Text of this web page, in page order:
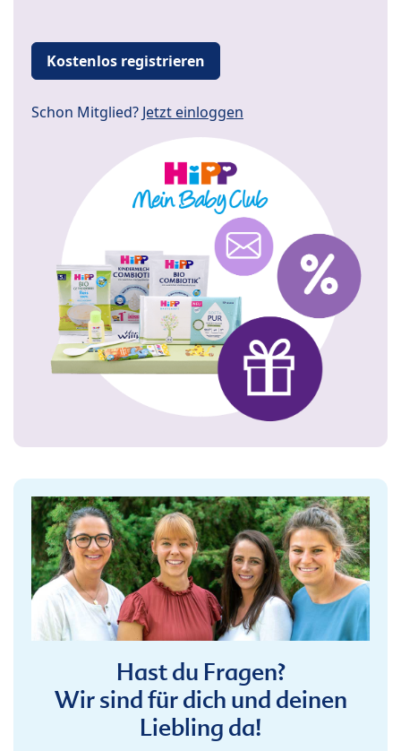
Kostenlos registrieren
Schon Mitglied? Jetzt einloggen
Hast du Fragen?
Wir sind für dich und deinen
Liebling da!